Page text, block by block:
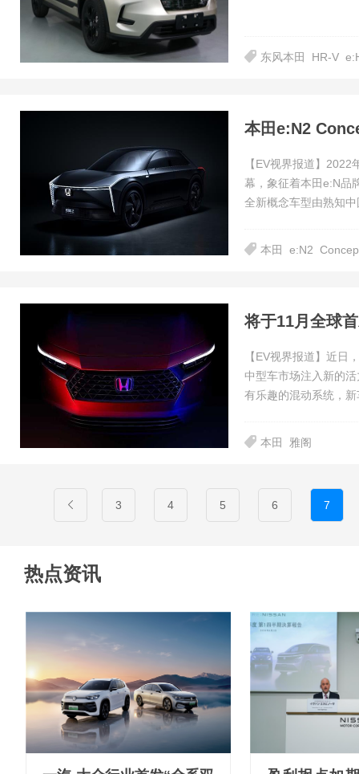
东风本田 HR-V
本田e:N2
【EV视界报道】
幕，象征着本田e:N品
全新概念车型由熟知中
本田 e:N2
将于11月全球
【EV视界报道】近日
中型车市场注入新的
有乐趣的混动系统，
本田 雅阁
3 4 5 6 7
热点资讯